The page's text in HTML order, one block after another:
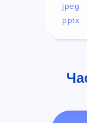
jpeg
pptx